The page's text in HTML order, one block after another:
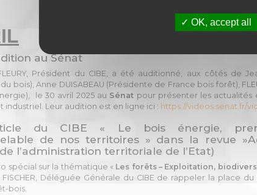
au Sénat
Président du CIBE, a été auditionné, aux côtés de
bois), Anne DUISABEAU (Présidente de France bois forêt),
le 30 avril 2025 au Sénat pour présenter les
industriel. Leur audition est en ligne ici : https://videos.senat.fr/
du CIBE « Le bois énergie,
de nos territoires » dans la revue
l’administration territoriale de l’Etat)
spécial sur la thématique « Les forêts – Exploitation,
FISCHER, Déléguée Générale du CIBE de rappeler la place
bois.
OK, accept all